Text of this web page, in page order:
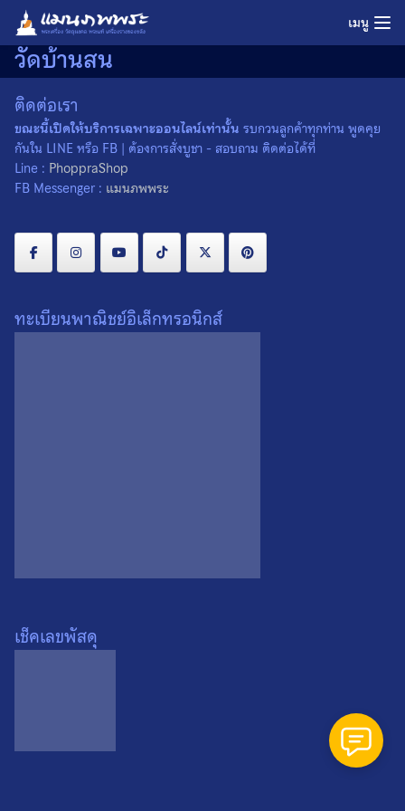
Skip
content
เมนู
วัดบ้านสน
พระปิดตามือใบโพธิ์ หลวงปู่
สรวง ออกวัดบ้านสน
ติดต่อเรา
ขณะนี้เปิดให้บริการเฉพาะออนไลน์เท่านั้น รบกวนลูกค้าทุกท่าน พูดคุย
กันใน LINE หรือ FB | ต้องการสั่งบูชา - สอบถาม ติดต่อได้ที่
Line : PhoppraShop
FB Messenger : แมนภพพระ
ทะเบียนพาณิชย์อิเล็กทรอนิกส์
เช็คเลขพัสดุ